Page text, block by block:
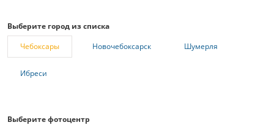
Выберите город из списка
Чебоксары
Новочебоксарск Шумерля
Ибреси
Выберите фотоцентр